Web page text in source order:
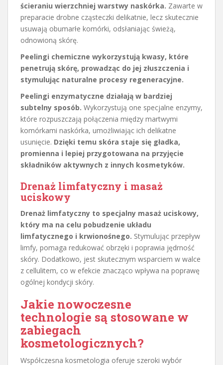
ścieraniu wierzchniej warstwy naskórka. Zawarte w
preparacie drobne cząsteczki delikatnie, lecz skutecznie
usuwają obumarłe komórki, odsłaniając świeżą,
odnowioną skórę.
Peelingi chemiczne wykorzystują kwasy, które
penetrują skórę, prowadząc do jej złuszczenia i
stymulując naturalne procesy regeneracyjne.
Peelingi enzymatyczne działają w bardziej
subtelny sposób. Wykorzystują one specjalne enzymy,
które rozpuszczają połączenia między martwymi
komórkami naskórka, umożliwiając ich delikatne
usunięcie. Dzięki temu skóra staje się gładka,
promienna i lepiej przygotowana na przyjęcie
składników aktywnych z innych kosmetyków.
Drenaż limfatyczny i masaż
uciskowy
Drenaż limfatyczny to specjalny masaż uciskowy,
który ma na celu pobudzenie układu
limfatycznego i krwionośnego. Stymulując przepływ
limfy, pomaga redukować obrzęki i poprawia jędrność
skóry. Dodatkowo, jest skutecznym wsparciem w walce
z cellulitem, co w efekcie znacząco wpływa na poprawę
ogólnej kondycji skóry.
Jakie nowoczesne
technologie są stosowane w
zabiegach
kosmetologicznych?
Współczesna kosmetologia oferuje szeroki wybór